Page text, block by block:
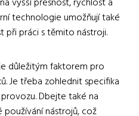
technologie umožňují také
při práci s těmito nástroji.
důležitým faktorem pro
Je třeba zohlednit specifika
Dbejte také na
používání nástrojů, což